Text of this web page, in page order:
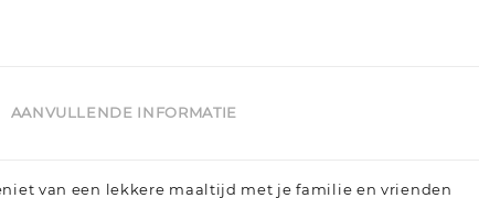
AANVULLENDE INFORMATIE
van een lekkere maaltijd met je familie en vrienden